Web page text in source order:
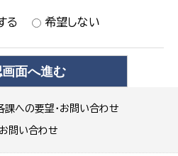
課への要望・お問い合わせ
問い合わせ
る 希望しない